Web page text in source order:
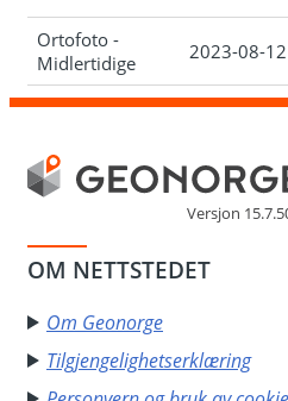
Ortofoto -
Midlertidige
2023-08-12